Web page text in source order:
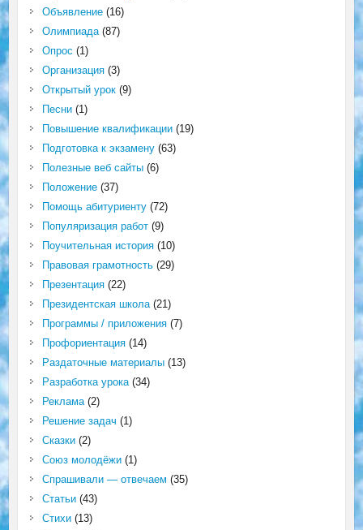
Объявление(16)
Олимпиада(87)
Опрос (1)
Организация(3)
Открытый урок(9)
Песни(1)
Повышение квалификации(19)
Подготовка к экзамену(63)
Полезные веб сайты(6)
Положение(37)
Помощь абитуриенту(72)
Популяризация работ(9)
Поучительная история(10)
Правовая грамотность(29)
Презентация(22)
Президентская школа(21)
Программы / приложения(7)
Профориентация(14)
Раздаточные материалы(13)
Разработка урока(34)
Реклама(2)
Решение задач (1)
Сказки(2)
Союз молодёжи(1)
Спрашивали — отвечаем (35)
Статьи(43)
Стихи(13)